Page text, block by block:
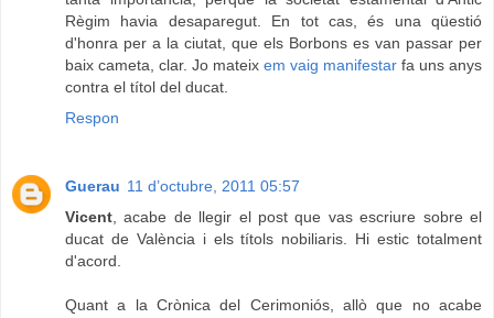
Règim havia desaparegut. En tot cas, és una qüestió
d'honra per a la ciutat, que els Borbons es van passar per
baix cameta, clar. Jo mateix em vaig manifestar fa uns anys
contra el títol del ducat.
Respon
Guerau 11 d’octubre, 2011 05:57
Vicent , acabe de llegir el post que vas escriure sobre el
ducat de València i els títols nobiliaris. Hi estic totalment
d'acord.
Quant a la Crònica del Cerimoniós, allò que no acabe